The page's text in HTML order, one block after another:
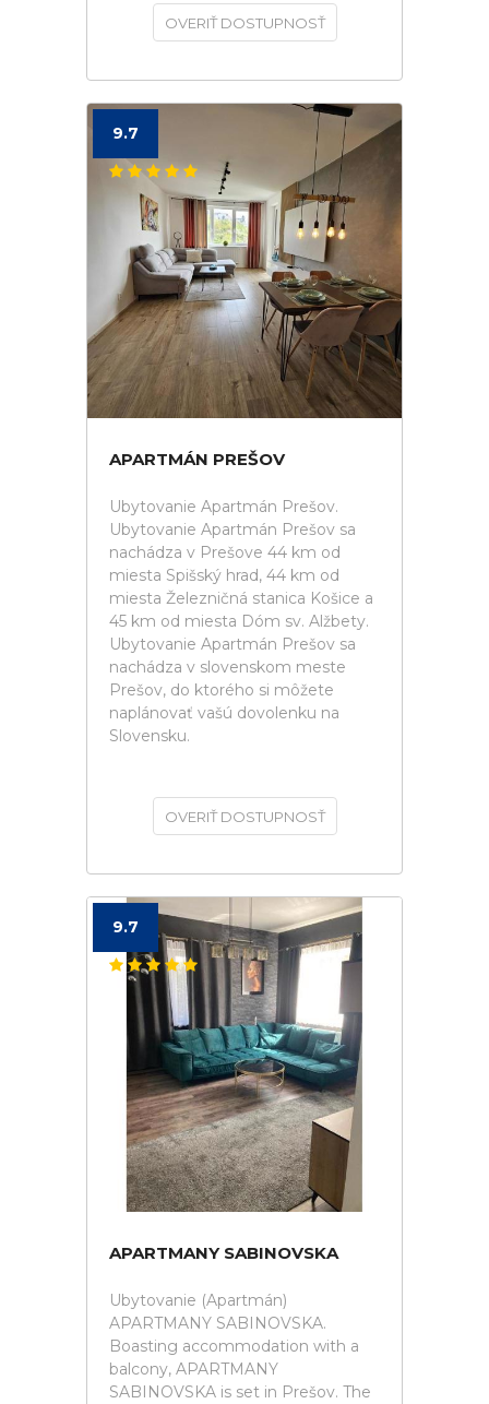
OVERIŤ DOSTUPNOSŤ
9.7
APARTMÁN PREŠOV
Ubytovanie Apartmán Prešov.
Ubytovanie Apartmán Prešov sa
nachádza v Prešove 44 km od
miesta Spišský hrad, 44 km od
miesta Železničná stanica Košice a
45 km od miesta Dóm sv. Alžbety.
Ubytovanie Apartmán Prešov sa
nachádza v slovenskom meste
Prešov, do ktorého si môžete
naplánovať vašú dovolenku na
Slovensku.
OVERIŤ DOSTUPNOSŤ
9.7
APARTMANY SABINOVSKA
Ubytovanie (Apartmán)
APARTMANY SABINOVSKA.
Boasting accommodation with a
balcony, APARTMANY
SABINOVSKA is set in Prešov. The